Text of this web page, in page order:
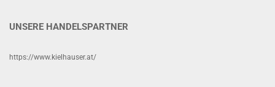
UNSERE HANDELSPARTNER
https://www.kielhauser.at/